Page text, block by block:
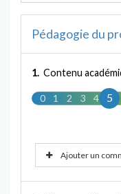
Pédagogie du
1. Contenu
5
0 1 2 3 4 5
Ajouter un